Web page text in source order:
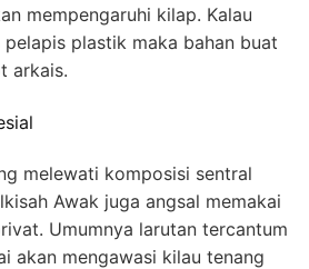
mempengaruhi kilap. Kalau
plastik maka bahan buat
arkais.
melewati komposisi sentral
Awak juga angsal memakai
Umumnya larutan tercantum
akan mengawasi kilau tenang